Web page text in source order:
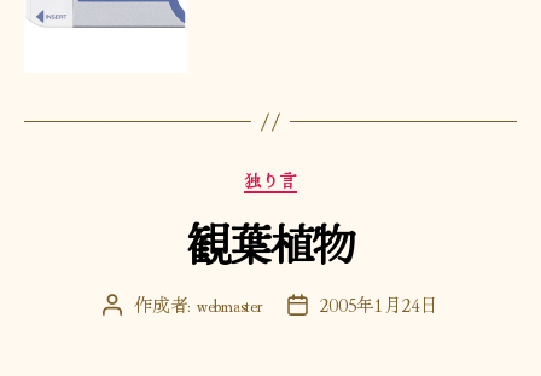
カ
テ
ゴ
リ
独り言
観葉植物
投 作成者: webmaster
投 2005年1月24日